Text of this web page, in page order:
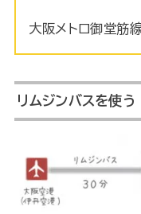
大阪メトロ御堂筋
リムジンバスを使う